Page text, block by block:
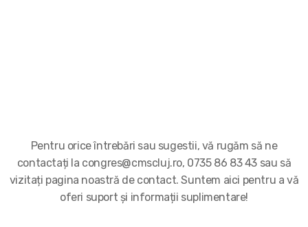
Pentru orice întrebări sau sugestii, vă rugăm să ne
contactați la congres@cmscluj.ro, 0735 86 83 43 sau să
vizitați pagina noastră de contact. Suntem aici pentru a vă
oferi suport și informații suplimentare!